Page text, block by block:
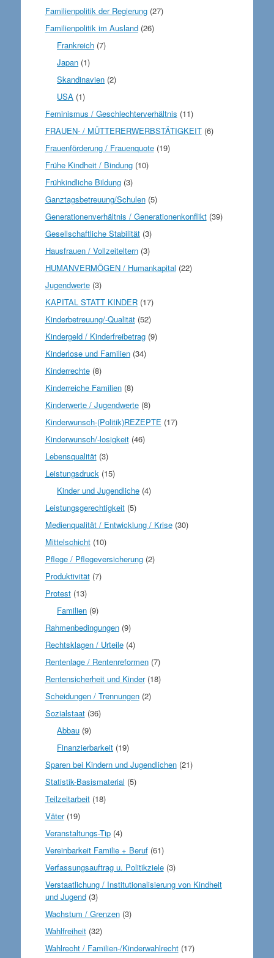
Familienpolitik der Regierung(27)
Familienpolitik im Ausland(26)
Frankreich (7)
Japan (1)
Skandinavien (2)
USA (1)
Feminismus / Geschlechterverhältnis (11)
FRAUEN- / MÜTTERERWERBSTÄTIGKEIT(6)
Frauenförderung / Frauenquote(19)
Frühe Kindheit / Bindung(10)
Frühkindliche Bildung(3)
Ganztagsbetreuung/Schulen(5)
Generationenverhältnis / Generationenkonflikt(39)
Gesellschaftliche Stabilität(3)
Hausfrauen / Vollzeiteltern(3)
HUMANVERMÖGEN / Humankapital (22)
Jugendwerte(3)
KAPITAL STATT KINDER(17)
Kinderbetreuung/-Qualität(52)
Kindergeld / Kinderfreibetrag(9)
Kinderlose und Familien(34)
Kinderrechte(8)
Kinderreiche Familien(8)
Kinderwerte / Jugendwerte(8)
Kinderwunsch-(Politik)REZEPTE (17)
Kinderwunsch/-losigkeit(46)
Lebensqualität(3)
Leistungsdruck(15)
Kinder und Jugendliche (4)
Leistungsgerechtigkeit(5)
Medienqualität / Entwicklung / Krise(30)
Mittelschicht(10)
Pflege / Pflegeversicherung(2)
Produktivität(7)
Protest(13)
Familien (9)
Rahmenbedingungen(9)
Rechtsklagen / Urteile(4)
Rentenlage / Rentenreformen(7)
Rentensicherheit und Kinder(18)
Scheidungen / Trennungen(2)
Sozialstaat(36)
Abbau (9)
Finanzierbarkeit (19)
Sparen bei Kindern und Jugendlichen(21)
Statistik-Basismaterial (5)
Teilzeitarbeit(18)
Väter(19)
Veranstaltungs-Tip(4)
Vereinbarkeit Familie + Beruf(61)
Verfassungsauftrag u. Politikziele(3)
Verstaatlichung / Institutionalisierung von Kindheit
und Jugend(3)
Wachstum / Grenzen(3)
Wahlfreiheit(32)
Wahlrecht / Familien-/Kinderwahlrecht(17)